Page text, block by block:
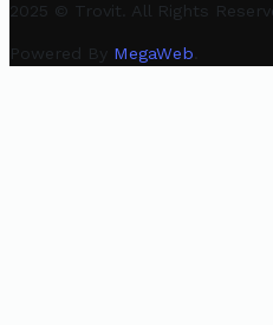
2025 © Trovit. All Rights
Powered By MegaWeb